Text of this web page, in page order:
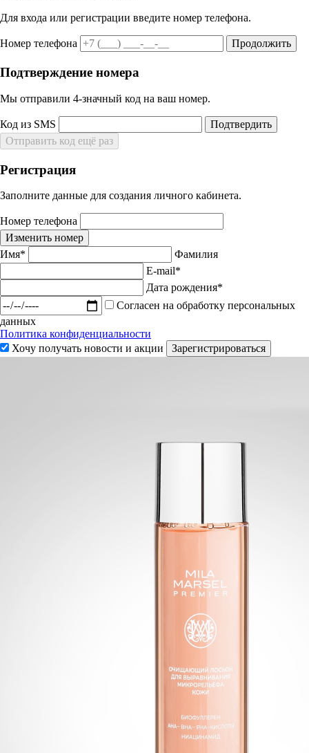
Для входа или регистрации введите номер телефона.
Номер телефона Продолжить
Подтверждение номера
Мы отправили 4‑значный код на ваш номер.
Код из SMS
Подтвердить
Отправить код ещё раз
Регистрация
Заполните данные для создания личного кабинета.
Номер телефона
Изменить номер
Имя*
Фамилия
E-mail*
Дата рождения*
Согласен на обработку персональных
данных
Политика конфиденциальности
Хочу получать новости и акции
Зарегистрироваться